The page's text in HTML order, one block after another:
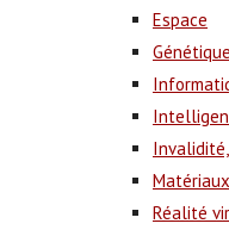
Espace
Génétique
Réalité